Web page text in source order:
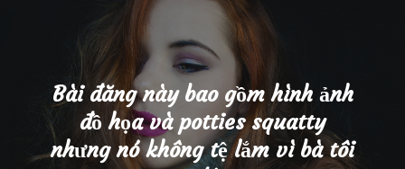
Bài đăng này bao gồm hình ảnh
đồ họa và potties squatty
nhưng nó không tệ lắm vì bà tôi